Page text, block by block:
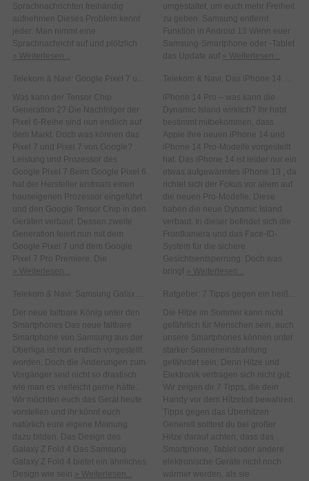
Sprachnachrichten freihändig
aufnehmen Dieses Problem kennt
jeder: Man nimmt eine
Sprachnachricht auf und plötzlich
» Weiterlesen...
umgestaltet, um euch mehr Freiheit
zu geben. Samsung entfernt
Funktion in Android 13 Wenn euer
Samsung-Smartphone oder -Tablet
das Update auf
» Weiterlesen...
Was kann der Tensor Chip
Generation 2? Die Nachfolger der
Pixel 6-Reihe sind nun endlich auf
dem Markt. Doch was können das
Pixel 7 und Pixel 7 von Google?
Leistung und Prozessor des
Google Pixel 7 Beim Google Pixel 6
hat der Hersteller erstmals einen
hauseigenen Prozessor eingeführt
und den Google Tensor Chip in den
Geräten verbaut. Dessen zweite
Generation feiert nun mit dem
Google Pixel 7 und dem Google
Pixel 7 Pro Premiere. Die
» Weiterlesen...
iPhone 14 Pro – was kann die
Dynamic Island wirklich? Ihr habt
bestimmt mitbekommen, dass
Apple ihre neuen iPhone 14 und
iPhone 14 Pro-Modelle vorgestellt
hat. Das iPhone 14 ist leider nur ein
etwas aufgewärmtes iPhone 13 , da
richtet sich der Fokus vor allem auf
die neuen Pro-Modelle. Diese
haben die neue Dynamic Island
verbaut. In dieser befindet sich die
Frontkamera und das Face-ID-
System für die sichere
Gesichtsentsperrung. Doch was
bringt
» Weiterlesen...
Der neue faltbare König unter den
Smartphones Das neue faltbare
Smartphone von Samsung aus der
Oberliga ist nun endlich vorgestellt
worden. Doch die Änderungen zum
Vorgänger sind nicht so drastisch
wie man es vielleicht gerne hätte.
Wir möchten euch das Gerät heute
vorstellen und ihr könnt euch
natürlich eure eigene Meinung
dazu bilden. Das Design des
Galaxy Z Fold 4 Das Samsung
Galaxy Z Fold 4 bietet ein ähnliches
Design wie sein
» Weiterlesen...
Die Hitze im Sommer kann nicht
gefährlich für Menschen sein, auch
unsere Smartphones können unter
starker Sonneneinstrahlung
gefährdet sein. Denn Hitze und
Elektronik vertragen sich nicht gut.
Wir zeigen dir 7 Tipps, die dein
Handy vor dem Hitzetod bewahren.
Tipps gegen das Überhitzen
Generell solltest du bei großer
Hitze darauf achten, dass das
Smartphone, Tablet oder andere
elektronische Geräte nicht noch
wärmer werden, als sie